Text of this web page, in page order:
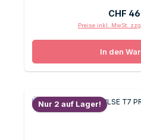
CHF
Preise inkl. MwSt.
In den
Nur 2 auf Lager!